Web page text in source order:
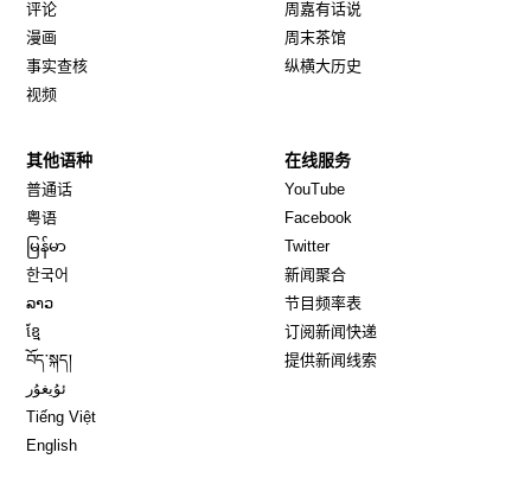
评论
漫画
事实查核
视频
周嘉有话说
周末茶馆
纵横大历史
其他语种
普通话
粤语
မြန်မာ
한국어
ລາວ
ខ្មែ
བོད་སྐད།
ئۇيغۇر
Tiếng Việt
English
在线服务
YouTube
Facebook
TwitterOpens in new window
新闻聚合
节目频率表
订阅新闻快递
提供新闻线索